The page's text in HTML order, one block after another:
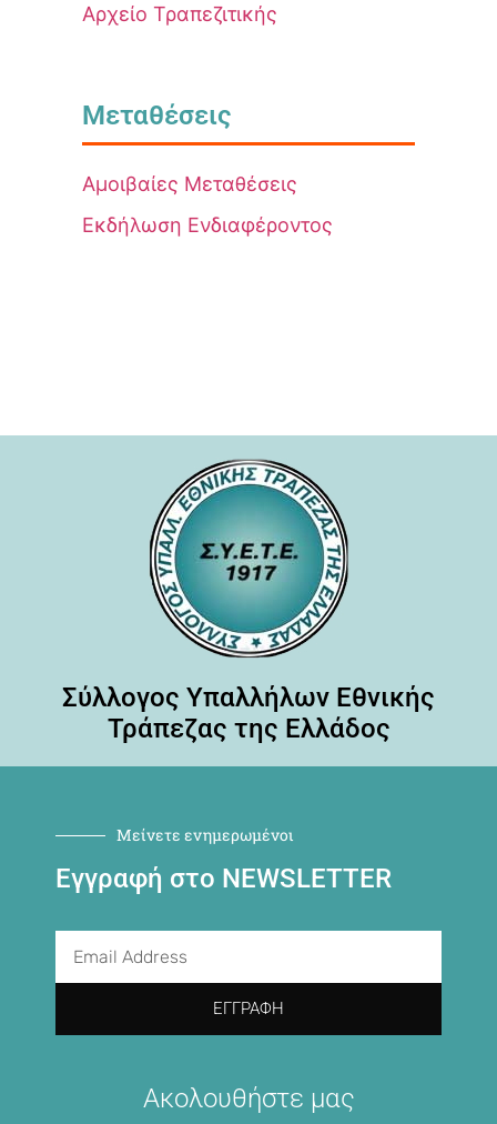
Αρχείο Τραπεζιτικής
Μεταθέσεις
Αμοιβαίες Μεταθέσεις
Εκδήλωση Ενδιαφέροντος
Σύλλογος Υπαλλήλων Εθνικής
Τράπεζας της Ελλάδος
Μείνετε ενημερωμένοι
Εγγραφή στο NEWSLETTER
ΕΓΓΡΑΦΉ
Ακολουθήστε μας